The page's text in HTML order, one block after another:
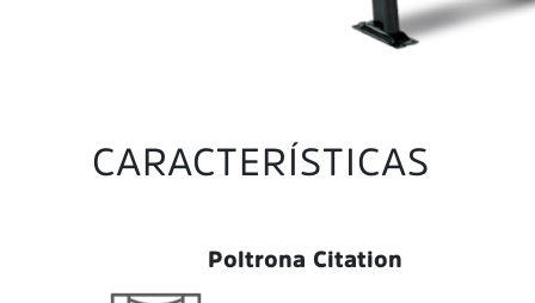
CARACTERÍSTICAS
Poltrona Citation